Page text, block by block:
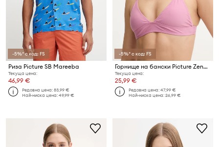
-5%* с код: FS
Риза Picture SB Mareeba
Текуща цена:
46,99 €
Редовна цена:83,99 €
Най-ниска цена:49,99 €
-5%* с код: FS
Горнище на бански Picture Zendara
Текуща цена:
25,99 €
Редовна цена:47,99 €
Най-ниска цена:26,99 €